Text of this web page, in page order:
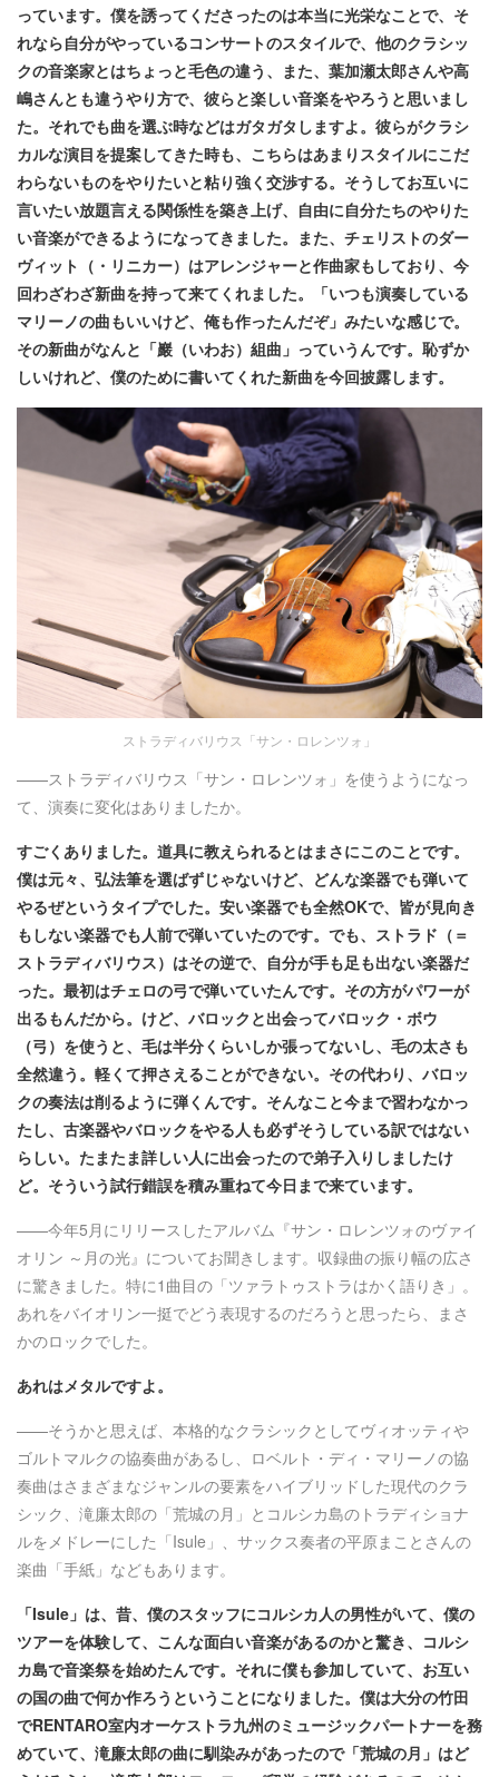
っています。僕を誘ってくださったのは本当に光栄なことで、そ
れなら自分がやっているコンサートのスタイルで、他のクラシッ
クの音楽家とはちょっと毛色の違う、また、葉加瀬太郎さんや高
嶋さんとも違うやり方で、彼らと楽しい音楽をやろうと思いまし
た。それでも曲を選ぶ時などはガタガタしますよ。彼らがクラシ
カルな演目を提案してきた時も、こちらはあまりスタイルにこだ
わらないものをやりたいと粘り強く交渉する。そうしてお互いに
言いたい放題言える関係性を築き上げ、自由に自分たちのやりた
い音楽ができるようになってきました。また、チェリストのダー
ヴィット（・リニカー）はアレンジャーと作曲家もしており、今
回わざわざ新曲を持って来てくれました。「いつも演奏している
マリーノの曲もいいけど、俺も作ったんだぞ」みたいな感じで。
その新曲がなんと「巖 （いわお）組曲」っていうんです。恥ずか
しいけれど、僕のために書いてくれた新曲を今回披露します。
ストラディバリウス「サン・ロレンツォ」
——ストラディバリウス「サン・ロレンツォ」を使うようになっ
て、演奏に変化はありましたか。
すごくありました。道具に教えられるとはまさにこのことです。
僕は元々、弘法筆を選ばずじゃないけど、どんな楽器でも弾いて
やるぜというタイプでした。安い楽器でも全然OKで、皆が見向き
もしない楽器でも人前で弾いていたのです。でも、ストラド（＝
ストラディバリウス）はその逆で、自分が手も足も出ない楽器だ
った。最初はチェロの弓で弾いていたんです。その方がパワーが
出るもんだから。けど、バロックと出会ってバロック・ボウ
（弓）を使うと、毛は半分くらいしか張ってないし、毛の太さも
全然違う。軽くて押さえることができない。その代わり、バロッ
クの奏法は削るように弾くんです。そんなこと今まで習わなかっ
たし、古楽器やバロックをやる人も必ずそうしている訳ではない
らしい。たまたま詳しい人に出会ったので弟子入りしましたけ
ど。そういう試行錯誤を積み重ねて今日まで来ています。
——今年5月にリリースしたアルバム『サン・ロレンツォのヴァイ
オリン ～月の光』についてお聞きします。収録曲の振り幅の広さ
に驚きました。特に1曲目の「ツァラトゥストラはかく語りき」。
あれをバイオリン一挺でどう表現するのだろうと思ったら、まさ
かのロックでした。
あれはメタルですよ。
——そうかと思えば、本格的なクラシックとしてヴィオッティや
ゴルトマルクの協奏曲があるし、ロベルト・ディ・マリーノの協
奏曲はさまざまなジャンルの要素をハイブリッドした現代のクラ
シック、滝廉太郎の「荒城の月」とコルシカ島のトラディショナ
ルをメドレーにした「Isule」、サックス奏者の平原まことさんの
楽曲「手紙」などもあります。
「Isule」は、昔、僕のスタッフにコルシカ人の男性がいて、僕の
ツアーを体験して、こんな面白い音楽があるのかと驚き、コルシ
カ島で音楽祭を始めたんです。それに僕も参加していて、お互い
の国の曲で何か作ろうということになりました。僕は大分の竹田
でRENTARO室内オーケストラ九州のミュージックパートナーを務
めていて、滝廉太郎の曲に馴染みがあったので「荒城の月」はど